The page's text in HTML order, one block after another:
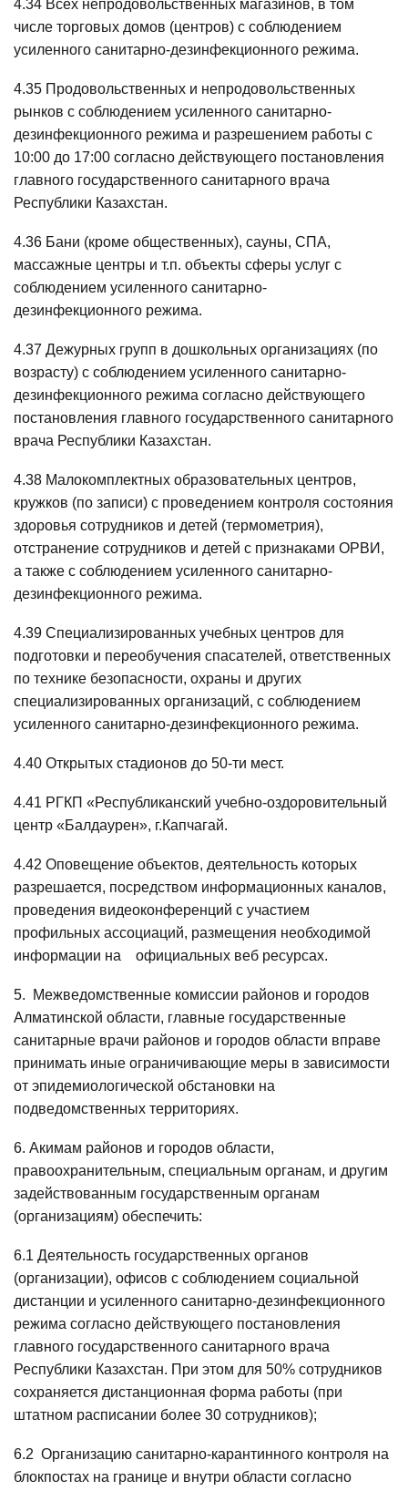
4.34 Всех непродовольственных магазинов, в том
числе торговых домов (центров) с соблюдением
усиленного санитарно-дезинфекционного режима.
4.35 Продовольственных и непродовольственных
рынков с соблюдением усиленного санитарно-
дезинфекционного режима и разрешением работы с
10:00 до 17:00 согласно действующего постановления
главного государственного санитарного врача
Республики Казахстан.
4.36 Бани (кроме общественных), сауны, СПА,
массажные центры и т.п. объекты сферы услуг с
соблюдением усиленного санитарно-
дезинфекционного режима.
4.37 Дежурных групп в дошкольных организациях (по
возрасту) с соблюдением усиленного санитарно-
дезинфекционного режима согласно действующего
постановления главного государственного санитарного
врача Республики Казахстан.
4.38 Малокомплектных образовательных центров,
кружков (по записи) с проведением контроля состояния
здоровья сотрудников и детей (термометрия),
отстранение сотрудников и детей с признаками ОРВИ,
а также с соблюдением усиленного санитарно-
дезинфекционного режима.
4.39 Специализированных учебных центров для
подготовки и переобучения спасателей, ответственных
по технике безопасности, охраны и других
специализированных организаций, с соблюдением
усиленного санитарно-дезинфекционного режима.
4.40 Открытых стадионов до 50-ти мест.
4.41 РГКП «Республиканский учебно-оздоровительный
центр «Балдаурен», г.Капчагай.
4.42 Оповещение объектов, деятельность которых
разрешается, посредством информационных каналов,
проведения видеоконференций с участием
профильных ассоциаций, размещения необходимой
информации на официальных веб ресурсах.
5. Межведомственные комиссии районов и городов
Алматинской области, главные государственные
санитарные врачи районов и городов области вправе
принимать иные ограничивающие меры в зависимости
от эпидемиологической обстановки на
подведомственных территориях.
6. Акимам районов и городов области,
правоохранительным, специальным органам, и другим
задействованным государственным органам
(организациям) обеспечить:
6.1 Деятельность государственных органов
(организации), офисов с соблюдением социальной
дистанции и усиленного санитарно-дезинфекционного
режима согласно действующего постановления
главного государственного санитарного врача
Республики Казахстан. При этом для 50% сотрудников
сохраняется дистанционная форма работы (при
штатном расписании более 30 сотрудников);
6.2 Организацию санитарно-карантинного контроля на
блокпостах на границе и внутри области согласно